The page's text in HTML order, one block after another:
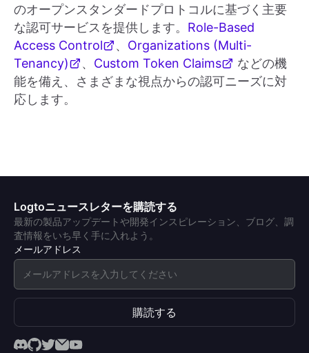
のオープンスタンダードプロトコルに基づく主要
な認可サービスを提供します。 Role-Based
Access Control
、 Organizations (Multi-
Tenancy)
、 Custom Token Claims
などの機
能を備え、さまざまな視点からの認可ニーズに対
応します。
Logtoニュースレターを購読する
最新の製品アップデートや開発インスピレーション、ブログ、調
査情報をいち早く手に入れよう。
メールアドレス
購読する